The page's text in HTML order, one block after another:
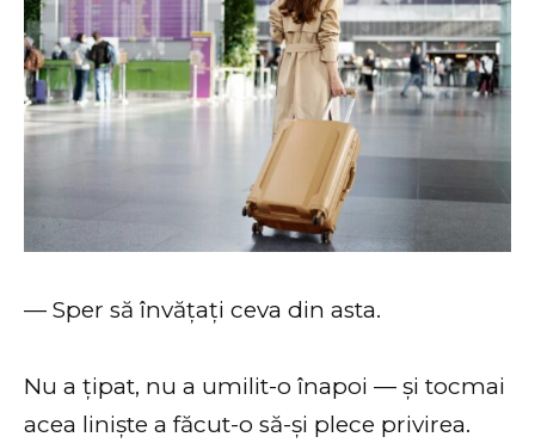
— Sper să învățați ceva din asta.
Nu a țipat, nu a umilit-o înapoi — și tocmai
acea liniște a făcut-o să-și plece privirea.